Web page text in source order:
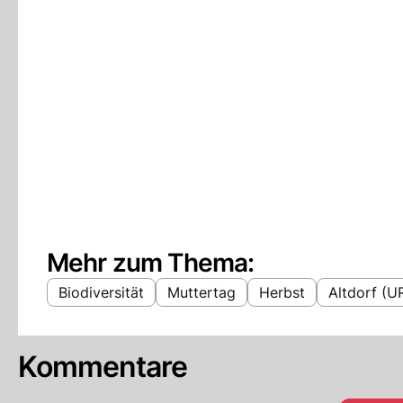
Mehr zum Thema:
Biodiversität Muttertag Herbst Altdorf
Kommentare